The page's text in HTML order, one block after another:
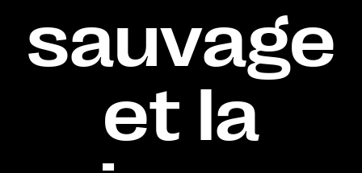
sauvage
et la